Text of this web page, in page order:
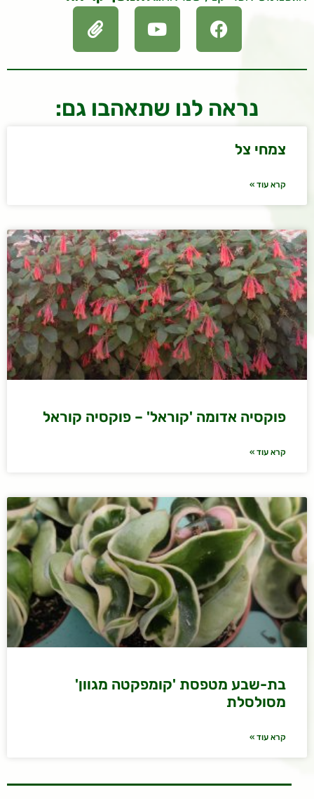
נראה לנו שתאהבו גם:
צמחי צל
קרא עוד »
פוקסיה אדומה 'קוראל' – פוקסיה קוראל
קרא עוד »
בת-שבע מטפסת 'קומפקטה מגוון'
מסולסלת
קרא עוד »